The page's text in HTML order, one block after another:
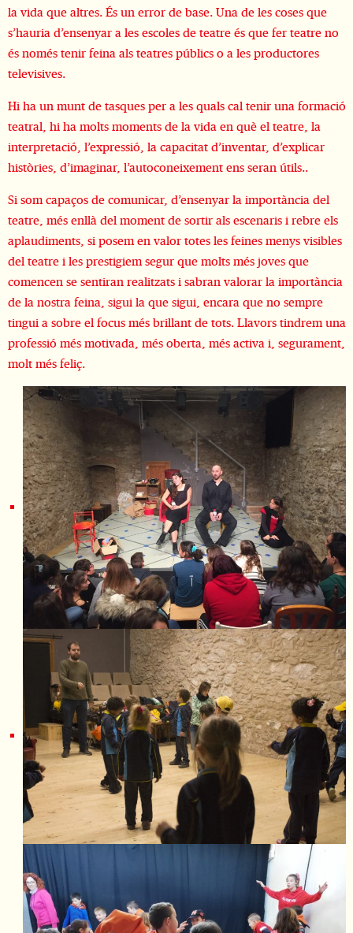
la vida que altres. És un error de base. Una de les coses que
s’hauria d’ensenyar a les escoles de teatre és que fer teatre no
és només tenir feina als teatres públics o a les productores
televisives.
Hi ha un munt de tasques per a les quals cal tenir una formació
teatral, hi ha molts moments de la vida en què el teatre, la
interpretació, l’expressió, la capacitat d’inventar, d’explicar
històries, d’imaginar, l’autoconeixement ens seran útils..
Si som capaços de comunicar, d’ensenyar la importància del
teatre, més enllà del moment de sortir als escenaris i rebre els
aplaudiments, si posem en valor totes les feines menys visibles
del teatre i les prestigiem segur que molts més joves que
comencen se sentiran realitzats i sabran valorar la importància
de la nostra feina, sigui la que sigui, encara que no sempre
tingui a sobre el focus més brillant de tots. Llavors tindrem una
professió més motivada, més oberta, més activa i, segurament,
molt més feliç.